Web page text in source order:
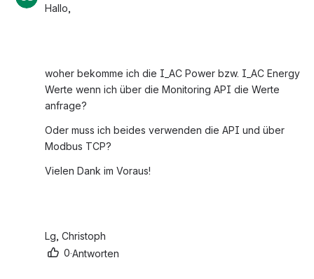
Hallo,
woher bekomme ich die I_AC Power bzw. I_AC Energy
Werte wenn ich über die Monitoring API die Werte
anfrage?
Oder muss ich beides verwenden die API und über
Modbus TCP?
Vielen Dank im Voraus!
Lg, Christoph
0·Antworten